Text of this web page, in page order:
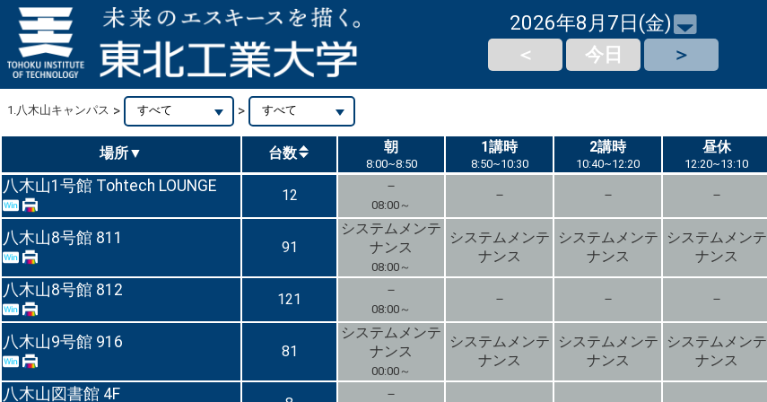
2026年8月7日(金)
＜ 今日 ＞
1.八木山キャンパス > >
場所▼ 台数 朝
8:00~8:50
1講時
8:50~10:30
2講時
10:40~12:20
昼休
12:20~13:10
八木山1号館 Tohtech LOUNGE
12
－
08:00～
－ － －
八木山8号館 811
91
システムメンテ
ナンス
08:00～
システムメンテ
ナンス
システムメンテ
ナンス
システムメンテ
ナンス
八木山8号館 812
121
－
08:00～
－ － －
八木山9号館 916
81
システムメンテ
ナンス
00:00～
システムメンテ
ナンス
システムメンテ
ナンス
システムメンテ
ナンス
八木山図書館 4F －
場所▼ 台数 朝
8:00~8:50
1講時
8:50~10:30
2講時
10:40~12:20
昼休
12:20~13:10